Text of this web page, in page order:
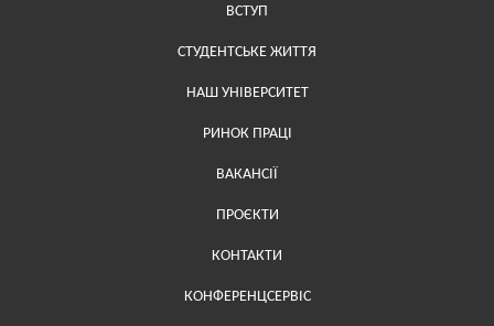
ВСТУП
СТУДЕНТСЬКЕ ЖИТТЯ
НАШ УНІВЕРСИТЕТ
РИНОК ПРАЦІ
ВАКАНСІЇ
ПРОЄКТИ
Меню у футері (додаткове)
КОНТАКТИ
КОНФЕРЕНЦСЕРВІС